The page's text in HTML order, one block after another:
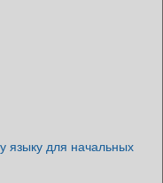
языку для начальных